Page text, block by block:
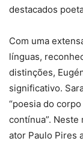
destacados
Com uma
línguas,
distinções,
significativo.
“poesia do
contínua”.
ator Paulo Pires